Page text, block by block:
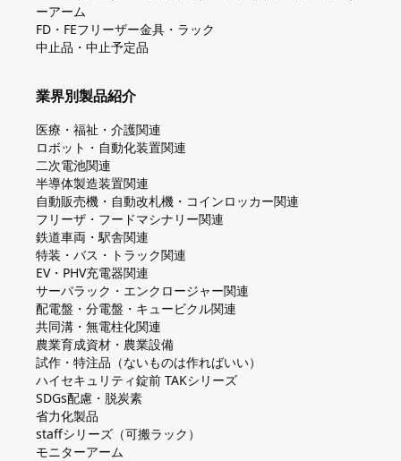
ーアーム
FD・FEフリーザー金具・ラック
中止品・中止予定品
業界別製品紹介
医療・福祉・介護関連
ロボット・自動化装置関連
二次電池関連
半導体製造装置関連
自動販売機・自動改札機・コインロッカー関連
フリーザ・フードマシナリー関連
鉄道車両・駅舎関連
特装・バス・トラック関連
EV・PHV充電器関連
サーバラック・エンクロージャー関連
配電盤・分電盤・キュービクル関連
共同溝・無電柱化関連
農業育成資材・農業設備
試作・特注品（ないものは作ればいい）
ハイセキュリティ錠前 TAKシリーズ
SDGs配慮・脱炭素
省力化製品
staffシリーズ（可搬ラック）
モニターアーム